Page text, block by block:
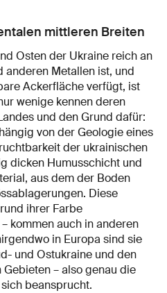
mittleren Breiten
Osten der Ukraine reich an
anderen Metallen ist, und
Ackerfläche verfügt, ist
wenige kennen deren
und den Grund dafür:
von der Geologie eines
der ukrainischen
dicken Humusschicht und
aus dem der Boden
Diese
ihrer Farbe
kommen auch in anderen
in Europa sind sie
und Ostukraine und den
– also genau die
beansprucht.